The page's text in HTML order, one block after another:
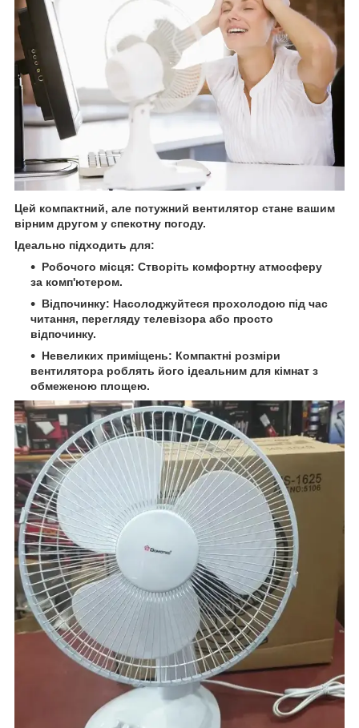
Цей компактний, але потужний вентилятор стане вашим
вірним другом у спекотну погоду.
Ідеально підходить для:
Робочого місця: Створіть комфортну атмосферу
за комп'ютером.
Відпочинку: Насолоджуйтеся прохолодою під час
читання, перегляду телевізора або просто
відпочинку.
Невеликих приміщень: Компактні розміри
вентилятора роблять його ідеальним для кімнат з
обмеженою площею.